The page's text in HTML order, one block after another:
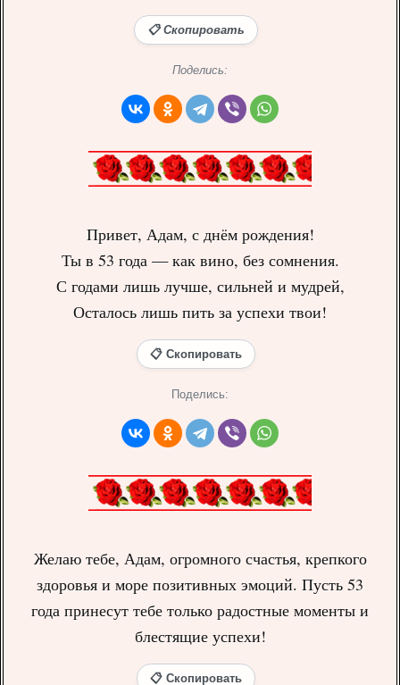
📋 Скопировать
Поделись:
Привет, Адам, с днём рождения!
Ты в 53 года — как вино, без сомнения.
С годами лишь лучше, сильней и мудрей,
Осталось лишь пить за успехи твои!
📋 Скопировать
Поделись:
Желаю тебе, Адам, огромного счастья, крепкого
здоровья и море позитивных эмоций. Пусть 53
года принесут тебе только радостные моменты и
блестящие успехи!
📋 Скопировать